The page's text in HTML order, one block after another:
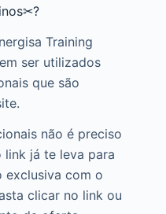
Training
ser utilizados
que são
não é preciso
já te leva para
exclusiva com o
clicar no link ou